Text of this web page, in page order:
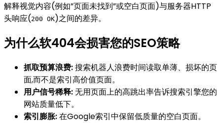
解释视觉内容(例如”页面未找到”或空白页面)与服务器HTTP
头响应(200 OK)之间的差异。
为什么软404会损害您的SEO策略
抓取预算浪费:搜索机器人浪费时间读取单薄、损坏的页
面,而不是索引高价值页面。
用户信号稀释:无用页面上的高跳出率告诉搜索引擎您的
网站质量低下。
索引膨胀:在Google索引中保留低质量的空白页面。